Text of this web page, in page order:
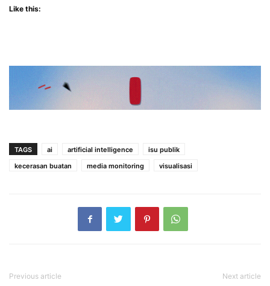
Like this:
TAGS ai artificial intelligence
isu publik
kecerasan buatan
media monitoring visualisasi
Previous article Next article